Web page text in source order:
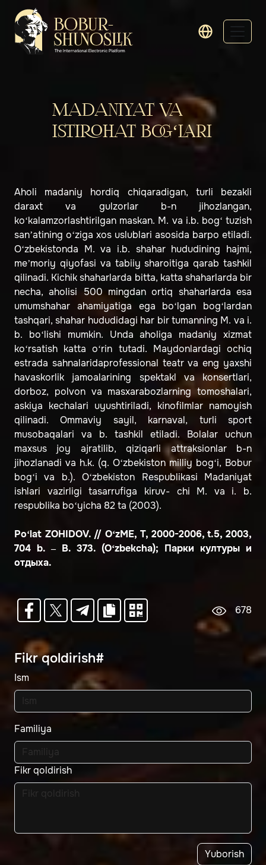
MADANIYAT VA
ISTIROHAT BOG‘LARI
Aholi madaniy hordiq chiqaradigan, turli bezakli
daraxt va gulzorlar b-n jihozlangan,
ko‘kalamzorlashtirilgan maskan. M. va i.b. bog‘ tuzish
sanʼatining o‘ziga xos uslublari asosida barpo etiladi.
O‘zbekistonda M. va i.b. shahar hududining hajmi,
meʼmoriy qiyofasi va tabiiy sharoitiga qarab tashkil
qilinadi. Kichik shaharlarda bitta, katta shaharlarda bir
necha, aholisi 500 mingdan ortiq shaharlarda esa
umumshahar ahamiyatiga ega bo‘lgan bog‘lardan
tashqari, shahar hududidagi har bir tumanning M. va i.
b. bo‘lishi mumkin. Unda aholiga madaniy xizmat
ko‘rsatish katta o‘rin tutadi. Maydonlardagi ochiq
estrada sahnalaridaprofessional teatr va eng yaxshi
havaskorlik jamoalarining spektakl va konsertlari,
dorboz, polvon va masxarabozlarning tomoshalari,
askiya kechalari uyushtiriladi, kinofilmlar namoyish
qilinadi. Ommaviy sayil, karnaval, turli sport
musobaqalari va b. tashkil etiladi. Bolalar uchun
maxsus joy ajratilib, qiziqarli attraksionlar b-n
jihozlanadi va h.k. (q. O‘zbekiston milliy bog‘i, Bobur
bog‘i va b.). O‘zbekiston Respublikasi Madaniyat
ishlari vazirligi tasarrufiga kiruv- chi M. va i. b.
respublika bo‘yicha 82 ta (2003).
Po‘lat ZOHIDOV. // O‘zME, T, 2000-2006, t.5, 2003,
704 b. – B. 373. (O‘zbekcha); Парки културы и
отдыха.
678
Fikr qoldirish#
Ism
Familiya
Fikr qoldirish
Yuborish